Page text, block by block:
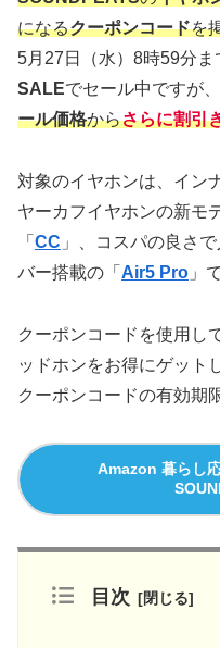
になるクーポンコードを
5月27日（水）8時59分ま
SALEでセール中ですが、
ール価格からさらに割引
対象のイヤホンは、イン
ヤーカフイヤホンの新モ
「 CC 」、コスパの良さで
バー搭載の「 Air5 Pro 」
クーポンコードを使用し
ッドホンをお得にゲット
クーポンコードの有効期
Amazon 暮らし
目次